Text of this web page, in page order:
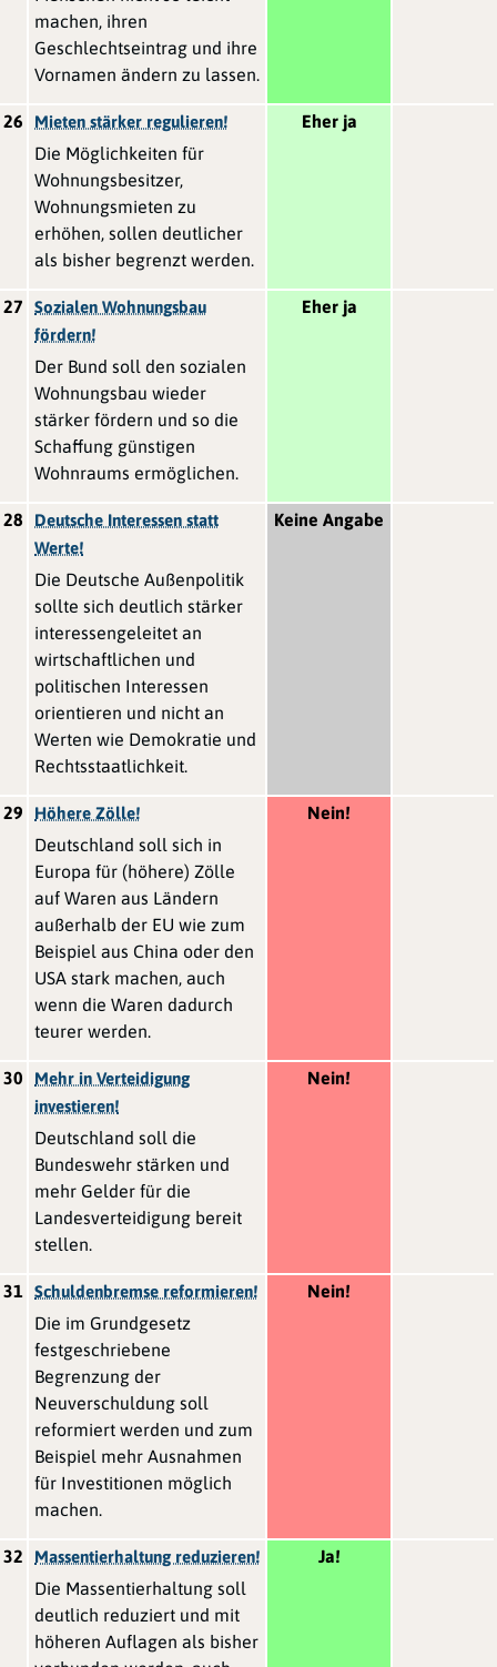
machen, ihren
Geschlechtseintrag und ihre
Vornamen ändern zu lassen.
26 Mieten stärker regulieren!
Die Möglichkeiten für
Wohnungsbesitzer,
Wohnungsmieten zu
erhöhen, sollen deutlicher
als bisher begrenzt werden.
Eher ja
27
Sozialen Wohnungsbau
fördern!
Der Bund soll den sozialen
Wohnungsbau wieder
stärker fördern und so die
Schaffung günstigen
Wohnraums ermöglichen.
Eher ja
28
Deutsche Interessen statt
Werte!
Die Deutsche Außenpolitik
sollte sich deutlich stärker
interessengeleitet an
wirtschaftlichen und
politischen Interessen
orientieren und nicht an
Werten wie Demokratie und
Rechtsstaatlichkeit.
Keine Angabe
29 Höhere Zölle!
Deutschland soll sich in
Europa für (höhere) Zölle
auf Waren aus Ländern
außerhalb der EU wie zum
Beispiel aus China oder den
USA stark machen, auch
wenn die Waren dadurch
teurer werden.
Nein!
30
Mehr in Verteidigung
investieren!
Deutschland soll die
Bundeswehr stärken und
mehr Gelder für die
Landesverteidigung bereit
stellen.
Nein!
31 Schuldenbremse reformieren!
Die im Grundgesetz
festgeschriebene
Begrenzung der
Neuverschuldung soll
reformiert werden und zum
Beispiel mehr Ausnahmen
für Investitionen möglich
machen.
Nein!
32 Massentierhaltung reduzieren!
Die Massentierhaltung soll
deutlich reduziert und mit
höheren Auflagen als bisher
Ja!